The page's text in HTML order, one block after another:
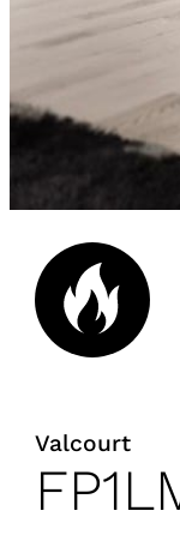
Valcourt